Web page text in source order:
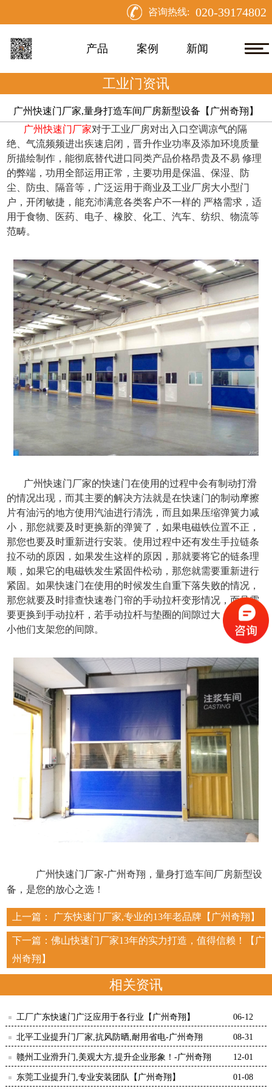
咨询热线: 020-39174802
产品 案例 新闻
工业门资讯
广州快速门厂家,量身打造车间厂房新型设备【广州奇翔】
广州快速门厂家对于工业厂房对出入口空调凉气的隔
绝、气流频频进出疾速启闭，晋升作业功率及添加环境质量
所描绘制作，能彻底替代进口同类产品价格昂贵及不易 修理
的弊端，功用全部运用正常，主要功用是保温、保湿、防
尘、防虫、隔音等，广泛运用于商业及工业厂房大小型门
户，开闭敏捷，能充沛满意各类客户不一样的 严格需求，适
用于食物、医药、电子、橡胶、化工、汽车、纺织、物流等
范畴。
广州快速门厂家的快速门在使用的过程中会有制动打滑
的情况出现，而其主要的解决方法就是在快速门的制动摩擦
片有油污的地方使用汽油进行清洗，而且如果压缩弹簧力减
小，那您就要及时更换新的弹簧了，如果电磁铁位置不正，
那您也要及时重新进行安装。使用过程中还有发生手拉链条
拉不动的原因，如果发生这样的原因，那就要将它的链条理
顺，如果它的电磁铁发生紧固件松动，那您就需要重新进行
紧固。如果快速门在使用的时候发生自重下落失败的情况，
那您就要及时排查快速卷门帘的手动拉杆变形情况，而且需
要更换到手动拉杆，若手动拉杆与垫圈的间隙过大，则要减
小他们支架您的间隙。
备，是您的放心之选！
上一篇： 广东快速门厂家,专业的13年老品牌【广州奇翔】
下一篇： 佛山快速门厂家13年的实力打造，值得信赖！【广
州奇翔】
相关资讯
工厂广东快速门广泛应用于各行业【广州奇翔】 06-12
北平工业提升门厂家,抗风防晒,耐用省电-广州奇翔 08-31
赣州工业滑升门,美观大方,提升企业形象！-广州奇翔 12-01
东莞工业提升门,专业安装团队【广州奇翔】 01-08